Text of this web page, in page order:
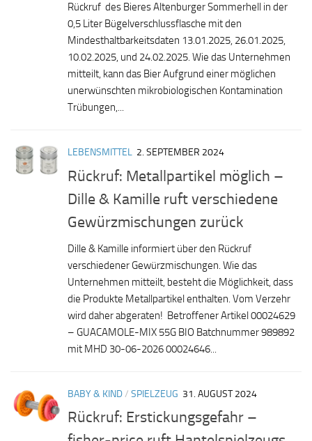
Rückruf des Bieres Altenburger Sommerhell in der
0,5 Liter Bügelverschlussflasche mit den
Mindesthaltbarkeitsdaten 13.01.2025, 26.01.2025,
10.02.2025, und 24.02.2025. Wie das Unternehmen
mitteilt, kann das Bier Aufgrund einer möglichen
unerwünschten mikrobiologischen Kontamination
Trübungen,...
LEBENSMITTEL 2. SEPTEMBER 2024
Rückruf: Metallpartikel möglich –
Dille & Kamille ruft verschiedene
Gewürzmischungen zurück
Dille & Kamille informiert über den Rückruf
verschiedener Gewürzmischungen. Wie das
Unternehmen mitteilt, besteht die Möglichkeit, dass
die Produkte Metallpartikel enthalten. Vom Verzehr
wird daher abgeraten! Betroffener Artikel 00024629
– GUACAMOLE-MIX 55G BIO Batchnummer 989892
mit MHD 30-06-2026 00024646...
BABY & KIND/ SPIELZEUG 31. AUGUST 2024
Rückruf: Erstickungsgefahr –